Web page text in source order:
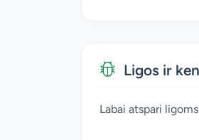
Ligos ir
Labai atspari